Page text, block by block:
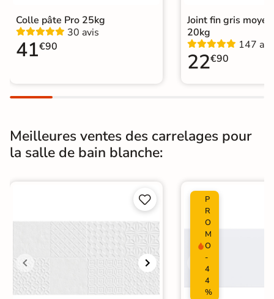
Catégories
Carrelage salle de bain Livraison
Carrelage sol cuisine|
Colle pâte Pro 25kg
30 avis
41€90
Joint fin gris
20kg
147
22€90
Meilleures ventes des carrelages pour
la salle de bain blanche:


P
R
O
M
O
-
4
4
%